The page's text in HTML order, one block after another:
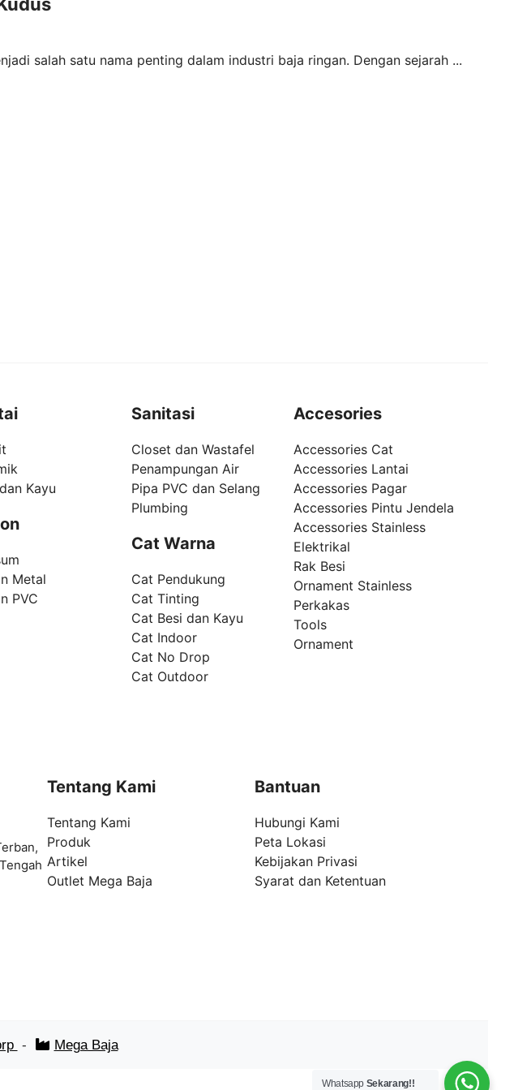
salah satu nama penting dalam industri baja ringan. Dengan sejarah ...
Kayu
Metal
PVC
Sanitasi
Closet dan Wastafel
Penampungan Air
Pipa PVC dan Selang
Plumbing
Cat Warna
Cat Pendukung
Cat Tinting
Cat Besi dan Kayu
Cat Indoor
Cat No Drop
Cat Outdoor
Accesories
Accessories Cat
Accessories Lantai
Accessories Pagar
Accessories Pintu Jendela
Accessories Stainless
Elektrikal
Rak Besi
Ornament Stainless
Perkakas
Tools
Ornament
Tentang Kami
Tentang Kami
Produk
Artikel
Outlet Mega Baja
Bantuan
Hubungi Kami
Peta Lokasi
Kebijakan Privasi
Syarat dan Ketentuan
- Mega Baja
Whatsapp Sekarang!!